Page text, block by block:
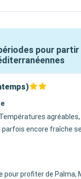
pour
parfois encore fraîche
pour profiter de Palma,